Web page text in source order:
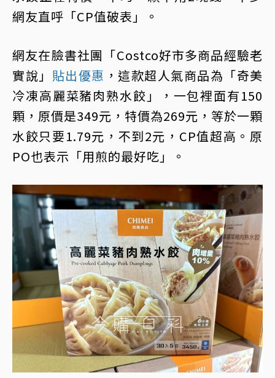
網友直呼「CP值破表」。
網友在臉書社團「Costco好市多商品經驗老
實說」 貼出優惠 ，這款超人氣商品為「奇美
冷凍高麗菜豬肉熟水餃」，一包裡面有150
顆，原價是349元，特價為269元，等於一顆
水餃只要1.79元，不到2元，CP值超高。原
PO也表示「用煎的最好吃」。